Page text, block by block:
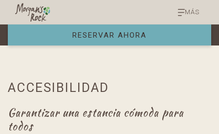
MÁS
RESERVAR AHORA
ACCESIBILIDAD
Garantizar una estancia cómoda para
todos